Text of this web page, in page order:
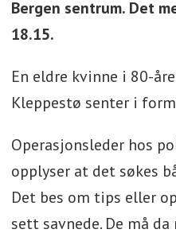
Bergen sentrum. Det
18.15.
En eldre kvinne i 80-
Kleppestø senter i
Operasjonsleder hos
opplyser at det søkes
Det bes om tips eller
sett savnede. De må